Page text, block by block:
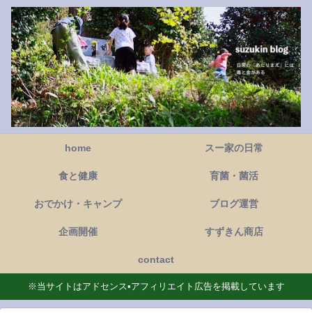
home スー家の日常
食と健康 育菌・菌活
おでかけ・キャンプ ブログ運営
企画開催 すずきん商店
contact
※当サイトはアドセンス•アフィリエイト広告を掲載しています